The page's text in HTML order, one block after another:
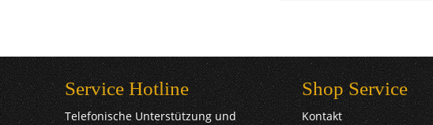
Service Hotline
Telefonische Unterstützung und
Shop Service
Kontakt